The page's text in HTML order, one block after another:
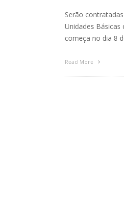
Serão
Unidades
começa no dia 8
Read More